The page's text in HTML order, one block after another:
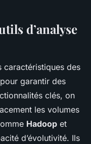
d’analyse
caractéristiques des
garantir des
clés, on
les volumes
Hadoop et
d’évolutivité. Ils